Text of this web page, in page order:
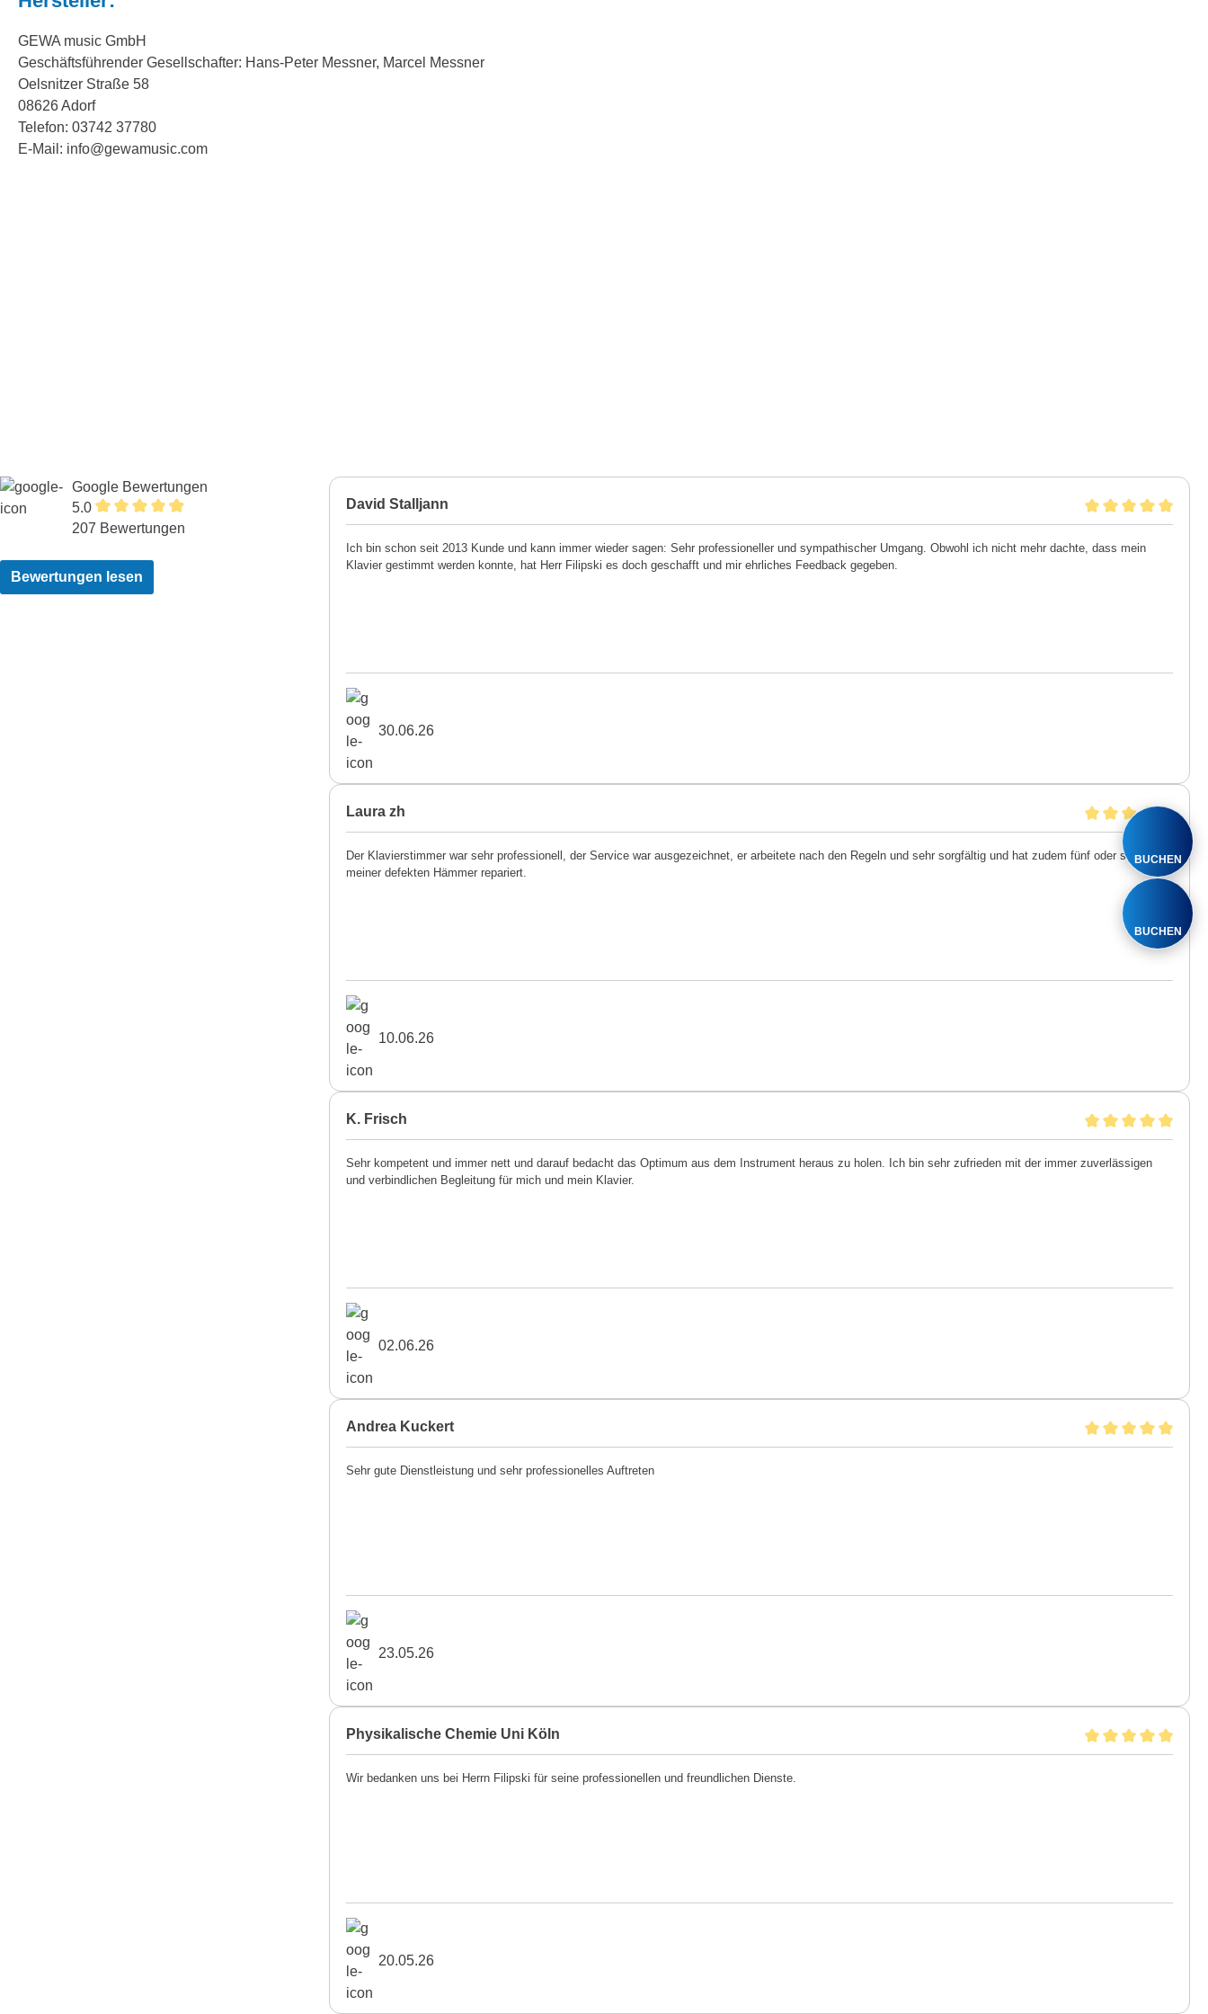
GEWA music GmbH
Geschäftsführender Gesellschafter: Hans-Peter Messner, Marcel Messner
Oelsnitzer Straße 58
08626 Adorf
Telefon: 03742 37780
E-Mail: info@gewamusic.com
Google Bewertungen
5.0
207 Bewertungen
Bewertungen lesen
David Stalljann
Ich bin schon seit 2013 Kunde und kann immer wieder sagen: Sehr professioneller und sympathischer Umgang. Obwohl ich nicht mehr dachte, dass mein
Klavier gestimmt werden konnte, hat Herr Filipski es doch geschafft und mir ehrliches Feedback gegeben.
30.06.26
Laura zh
Der Klavierstimmer war sehr professionell, der Service war ausgezeichnet, er arbeitete nach den Regeln und sehr sorgfältig und hat zudem fünf oder sechs
meiner defekten Hämmer repariert.
10.06.26
K. Frisch
Sehr kompetent und immer nett und darauf bedacht das Optimum aus dem Instrument heraus zu holen. Ich bin sehr zufrieden mit der immer zuverlässigen
und verbindlichen Begleitung für mich und mein Klavier.
02.06.26
Andrea Kuckert
Sehr gute Dienstleistung und sehr professionelles Auftreten
23.05.26
Physikalische Chemie Uni Köln
Wir bedanken uns bei Herrn Filipski für seine professionellen und freundlichen Dienste.
20.05.26
BUCHEN
BUCHEN